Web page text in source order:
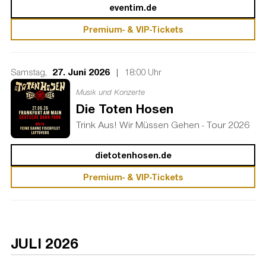
eventim.de
Premium- & VIP-Tickets
Samstag, 27. Juni 2026 | 18:00 Uhr
Musik und Konzerte
Die Toten Hosen
Trink Aus! Wir Müssen Gehen - Tour 2026
dietotenhosen.de
Premium- & VIP-Tickets
JULI 2026